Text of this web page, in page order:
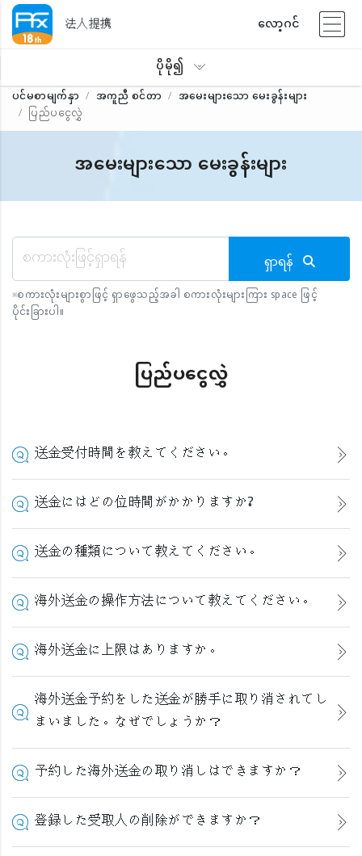
法人提携
လော့ဂင်
ပိုမို၍
ပင်မစာမျက်နှာ အကူညီ စင်တာ
အမေးများသော မေးခွန်းများ
ပြည်ပငွေလွှဲ
အမေးများသော မေးခွန်းများ
ရှာရန်
※စကားလုံးများစွာဖြင့် ရှာဖွေသည့်အခါ စကားလုံးများကြား space ဖြင့်
ပိုင်းခြားပါ။
ပြည်ပငွေလွှဲ
送金受付時間を教えてください。
送金にはどの位時間がかかりますか?
送金の種類について教えてください。
海外送金の操作方法について教えてください。
海外送金に上限はありますか。
海外送金予約をした送金が勝手に取り消されてし
まいました。なぜでしょうか？
予約した海外送金の取り消しはできますか？
登録した受取人の削除ができますか？